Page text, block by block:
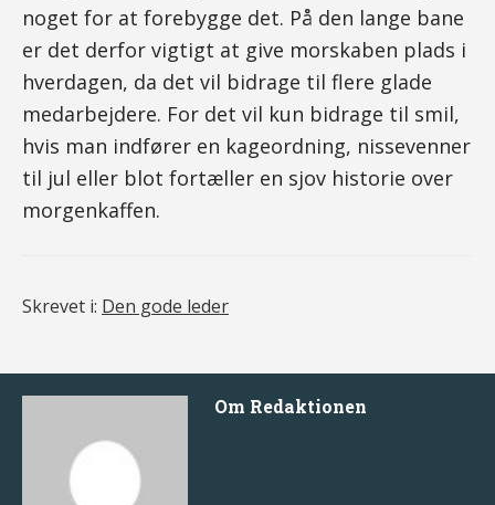
noget for at forebygge det. På den lange bane
er det derfor vigtigt at give morskaben plads i
hverdagen, da det vil bidrage til flere glade
medarbejdere. For det vil kun bidrage til smil,
hvis man indfører en kageordning, nissevenner
til jul eller blot fortæller en sjov historie over
morgenkaffen.
Skrevet i: Den gode leder
Om Redaktionen